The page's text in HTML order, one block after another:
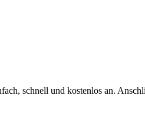
schnell und kostenlos an.